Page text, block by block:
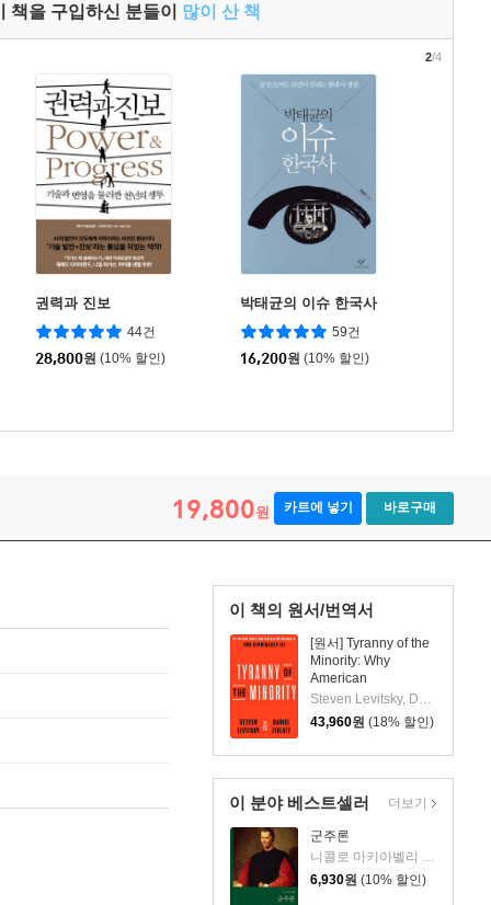
책을 구입하신 분들이 많이 산 책
권력과 진보
44건
28,800원 (10% 할인)
박태균의 이슈 한국사
59건
16,200원 (10% 할인)
2/4
19,800원 카트에 넣기 바로구매
이 책의 원서/번역서
[원서] Tyranny of the
Minority: Why
American
Democracy Reached
the Breaking Point
Steven Levitsky, Daniel Ziblatt
43,960원 (18% 할인)
이 분야 베스트셀러
군주론
니콜로 마키아벨리 저/김운찬 역
6,930원 (10% 할인)
더보기